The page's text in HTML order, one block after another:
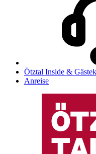
Ötztal Inside &
Anreise